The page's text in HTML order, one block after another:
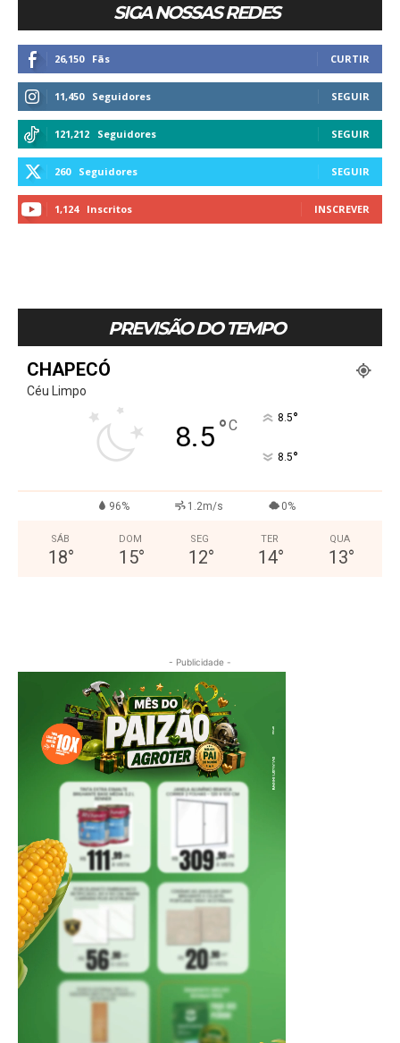
SIGA NOSSAS REDES
26,150 Fãs CURTIR
11,450 Seguidores SEGUIR
121,212 Seguidores SEGUIR
260 Seguidores SEGUIR
1,124 Inscritos INSCREVER
PREVISÃO DO TEMPO
CHAPECÓ
Céu Limpo
8.5°C 8.5°
8.5°
96% 1.2m/s 0%
SÁB
18°
DOM
15°
SEG
12°
TER
14°
QUA
13°
- Publicidade -